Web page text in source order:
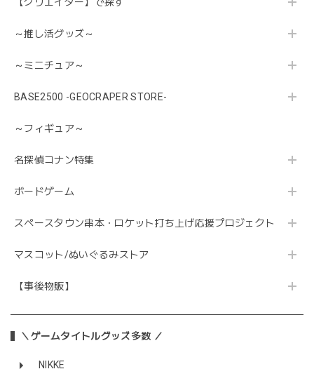
【クリエイター】で探す
～推し活グッズ～
～ミニチュア～
BASE2500 -GEOCRAPER STORE-
～フィギュア～
名探偵コナン特集
ボードゲーム
スペースタウン串本・ロケット打ち上げ応援プロジェクト
マスコット/ぬいぐるみストア
【事後物販】
＼ゲームタイトルグッズ多数 ／
NIKKE